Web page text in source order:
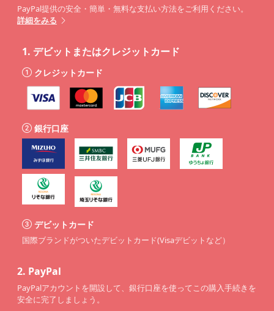
PayPal提供の安全・簡単・無料な支払い方法をご利用ください。
詳細をみる
1. デビットまたはクレジットカード
クレジットカード
銀行口座
デビットカード
国際ブランドがついたデビットカード(Visaデビットなど）
2. PayPal
PayPalアカウントを開設して、銀行口座を使ってこの購入手続きを
安全に完了しましょう。